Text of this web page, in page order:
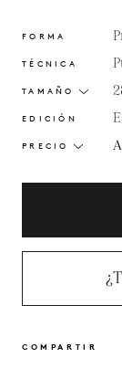
FORMA
TÉCNICA
TAMAÑO
EDICIÓN
PRECIO
COMPARTIR